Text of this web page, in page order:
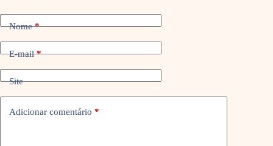
Nome*
E-mail*
Site
Adicionar comentário *